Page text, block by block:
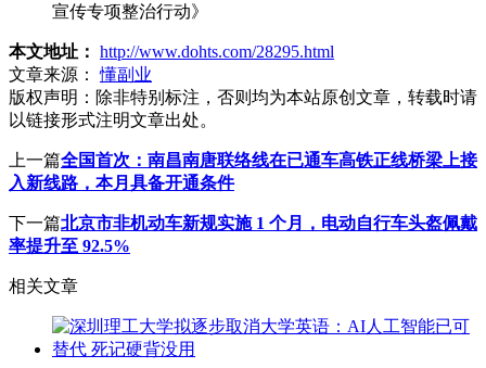
宣传专项整治行动》
本文地址： http://www.dohts.com/28295.html
文章来源：
懂副业
版权声明： 除非特别标注，否则均为本站原创文章，转载时请
以链接形式注明文章出处。
上一篇全国首次：南昌南唐联络线在已通车高铁正线桥梁上接
入新线路，本月具备开通条件
下一篇北京市非机动车新规实施 1 个月，电动自行车头盔佩戴
率提升至 92.5%
相关文章